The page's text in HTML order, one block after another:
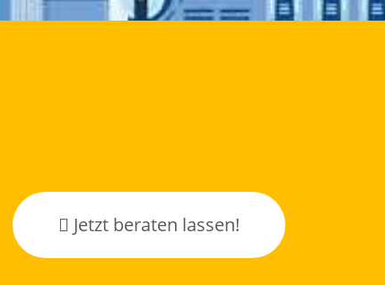
Jetzt beraten lassen!